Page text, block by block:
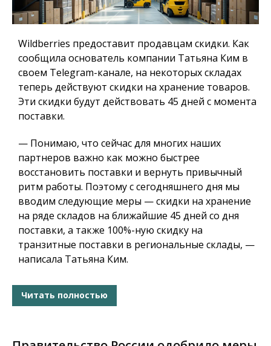
Wildberries предоставит продавцам скидки. Как
сообщила основатель компании Татьяна Ким в
своем Telegram-канале, на некоторых складах
теперь действуют скидки на хранение товаров.
Эти скидки будут действовать 45 дней с момента
поставки.
— Понимаю, что сейчас для многих наших
партнеров важно как можно быстрее
восстановить поставки и вернуть привычный
ритм работы. Поэтому с сегодняшнего дня мы
вводим следующие меры — скидки на хранение
на ряде складов на ближайшие 45 дней со дня
поставки, а также 100%-ную скидку на
транзитные поставки в региональные склады, —
написала Татьяна Ким.
Читать полностью